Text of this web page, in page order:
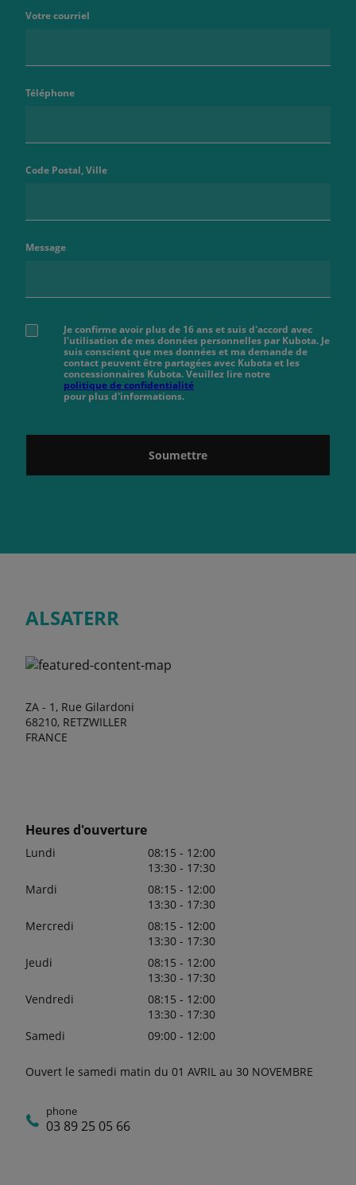
Votre courriel
Téléphone
Code Postal, Ville
Message
Je confirme avoir plus de 16 ans et suis d'accord avec
l'utilisation de mes données personnelles par Kubota. Je
suis conscient que mes données et ma demande de
contact peuvent être partagées avec Kubota et les
concessionnaires Kubota. Veuillez lire notre
politique de confidentialité
pour plus d'informations.
Soumettre
ALSATERR
ZA - 1, Rue Gilardoni
68210, RETZWILLER
FRANCE
Heures d'ouverture
Lundi
08:15 - 12:00
13:30 - 17:30
Mardi
08:15 - 12:00
13:30 - 17:30
Mercredi
08:15 - 12:00
13:30 - 17:30
Jeudi
08:15 - 12:00
13:30 - 17:30
Vendredi
08:15 - 12:00
13:30 - 17:30
Samedi
09:00 - 12:00
Ouvert le samedi matin du 01 AVRIL au 30 NOVEMBRE
phone
03 89 25 05 66